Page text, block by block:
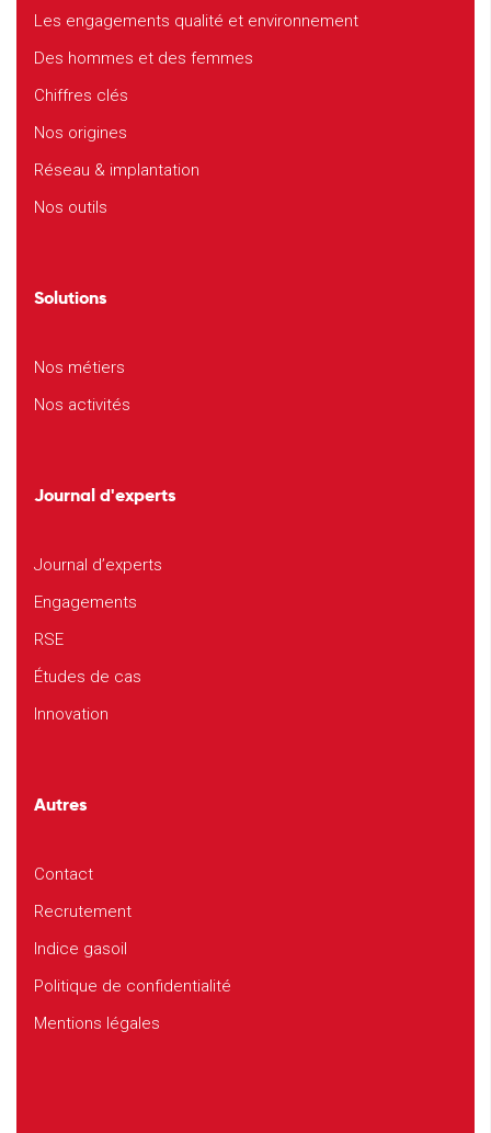
Les engagements qualité et environnement
Des hommes et des femmes
Chiffres clés
Nos origines
Réseau & implantation
Nos outils
Solutions
Nos métiers
Nos activités
Journal d'experts
Journal d’experts
Engagements
RSE
Études de cas
Innovation
Autres
Contact
Recrutement
Indice gasoil
Politique de confidentialité
Mentions légales